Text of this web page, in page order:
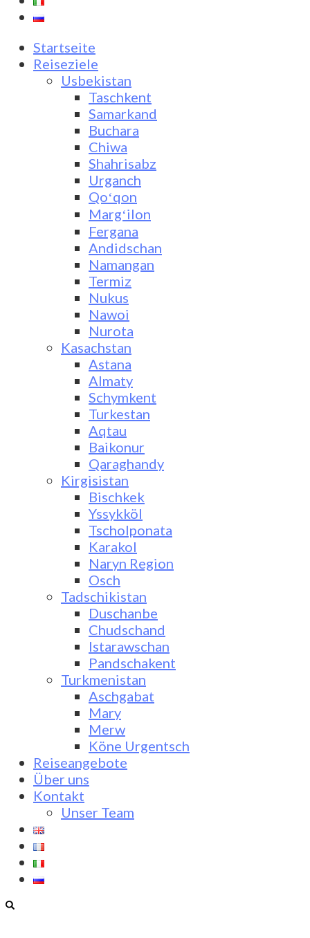
Startseite
Reiseziele
Usbekistan
Taschkent
Samarkand
Buchara
Chiwa
Shahrisabz
Urganch
Qoʻqon
Margʻilon
Fergana
Andidschan
Namangan
Termiz
Nukus
Nawoi
Nurota
Kasachstan
Astana
Almaty
Schymkent
Turkestan
Aqtau
Baikonur
Qaraghandy
Kirgisistan
Bischkek
Yssykköl
Tscholponata
Karakol
Naryn Region
Osch
Tadschikistan
Duschanbe
Chudschand
Istarawschan
Pandschakent
Turkmenistan
Aschgabat
Mary
Merw
Köne Urgentsch
Reiseangebote
Über uns
Kontakt
Unser Team